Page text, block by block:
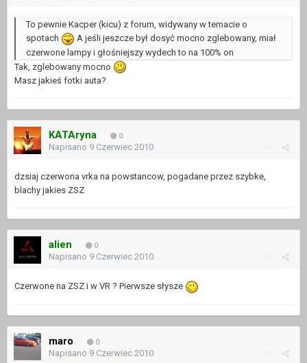
To pewnie Kacper (kicu) z forum, widywany w temacie o
spotach
A jeśli jeszcze był dosyć mocno zglebowany, miał
czerwone lampy i głośniejszy wydech to na 100% on
Tak, zglebowany mocno
Masz jakieś fotki auta?
KATAryna 0
Napisano 9 Czerwiec 2010
dzsiaj czerwona vrka na powstancow, pogadane przez szybke,
blachy jakies ZSZ
alien 0
Napisano 9 Czerwiec 2010
Czerwone na ZSZ i w VR ? Pierwsze słysze
maro 0
Napisano 9 Czerwiec 2010